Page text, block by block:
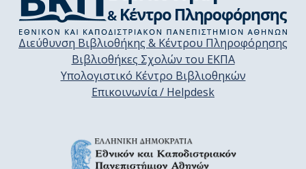
Διεύθυνση Βιβλιοθήκης & Κέντρου Πληροφόρησης
Βιβλιοθήκες Σχολών του ΕΚΠΑ
Υπολογιστικό Κέντρο Βιβλιοθηκών
Επικοινωνία / Helpdesk